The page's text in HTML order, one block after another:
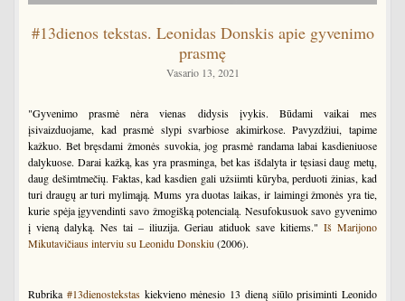
#13dienos tekstas. Leonidas Donskis apie gyvenimo
prasmę
Vasario 13, 2021
"Gyvenimo prasmė nėra vienas didysis įvykis. Būdami vaikai mes
įsivaizduojame, kad prasmė slypi svarbiose akimirkose. Pavyzdžiui, tapime
kažkuo. Bet bręsdami žmonės suvokia, jog prasmė randama labai kasdieniuose
dalykuose. Darai kažką, kas yra prasminga, bet kas išdalyta ir tęsiasi daug metų,
daug dešimtmečių. Faktas, kad kasdien gali užsiimti kūryba, perduoti žinias, kad
turi draugų ar turi mylimąją. Mums yra duotas laikas, ir laimingi žmonės yra tie,
kurie spėja įgyvendinti savo žmogišką potencialą. Nesufokusuok savo gyvenimo
į vieną dalyką. Nes tai – iliuzija. Geriau atiduok save kitiems."Iš Marijono
Mikutavičiaus interviu su Leonidu Donskiu (2006).
Rubrika #13dienostekstaskiekvieno mėnesio 13 dieną siūlo prisiminti Leonido